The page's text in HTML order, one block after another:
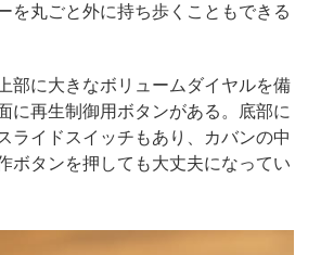
を丸ごと外に持ち歩くこともできる
部に大きなボリュームダイヤルを備
に再生制御用ボタンがある。底部に
ライドスイッチもあり、カバンの中
ボタンを押しても大丈夫になってい